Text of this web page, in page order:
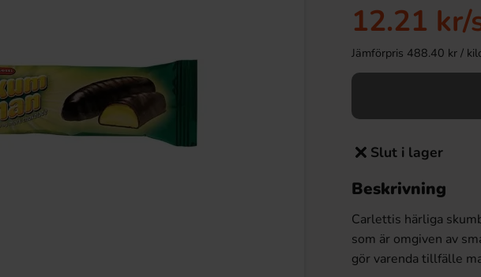
12.21 kr/
Jämförpris 488.40 kr /
Slut i lager
Beskrivning
Carlettis härliga
som är omgiven av
gör varenda tillfälle